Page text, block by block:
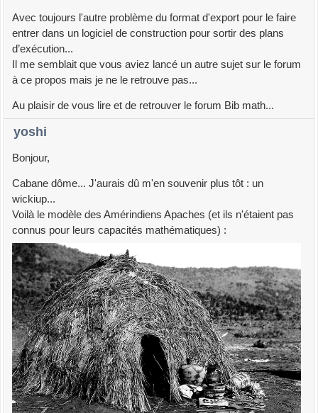
Avec toujours l'autre problème du format d'export pour le faire
entrer dans un logiciel de construction pour sortir des plans
d’exécution...
Il me semblait que vous aviez lancé un autre sujet sur le forum
à ce propos mais je ne le retrouve pas...
Au plaisir de vous lire et de retrouver le forum Bib math...
yoshi
Bonjour,
Cabane dôme... J'aurais dû m'en souvenir plus tôt : un
wickiup...
Voilà le modèle des Amérindiens Apaches (et ils n'étaient pas
connus pour leurs capacités mathématiques) :